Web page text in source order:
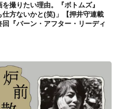
撮りたい理由。『ボトムズ』
方ないかと(笑)」【押井守連載
回『バーン・アフター・リーディ